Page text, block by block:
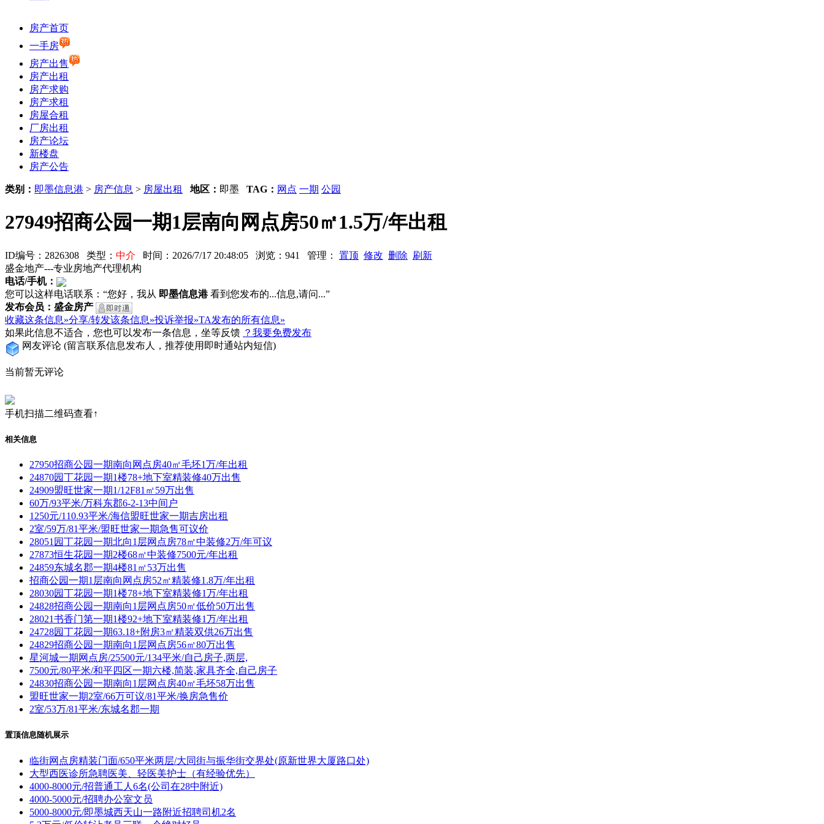
房产首页
一手房
房产出售
房产出租
房产求购
房产求租
房屋合租
厂房出租
房产论坛
新楼盘
房产公告
类别： 即墨信息港 > 房产信息 > 房屋出租 地区： 即墨 TAG： 网点 一期 公园
27949招商公园一期1层南向网点房50㎡1.5万/年出租
ID编号：2826308 类型： 中介 时间：2026/7/17 20:48:05 浏览：941 管理： 置顶 修改 删除 刷新
盛金地产---专业房地产代理机构
电话/手机：
您可以这样电话联系：“您好，我从 即墨信息港看到您发布的...信息,请问...”
发布会员：盛金房产
收藏这条信息»分享/转发该条信息»投诉举报»TA发布的所有信息»
如果此信息不适合，您也可以发布一条信息，坐等反馈 ？我要免费发布
网友评论 (留言联系信息发布人，推荐使用即时通站内短信)
当前暂无评论
手机扫描二维码查看↑
相关信息
27950招商公园一期南向网点房40㎡毛坯1万/年出租
24870园丁花园一期1楼78+地下室精装修40万出售
24909盟旺世家一期1/12F81㎡59万出售
60万/93平米/万科东郡6-2-13中间户
1250元/110.93平米/海信盟旺世家一期吉房出租
2室/59万/81平米/盟旺世家一期急售可议价
28051园丁花园一期北向1层网点房78㎡中装修2万/年可议
27873恒生花园一期2楼68㎡中装修7500元/年出租
24859东城名郡一期4楼81㎡53万出售
招商公园一期1层南向网点房52㎡精装修1.8万/年出租
28030园丁花园一期1楼78+地下室精装修1万/年出租
24828招商公园一期南向1层网点房50㎡低价50万出售
28021书香门第一期1楼92+地下室精装修1万/年出租
24728园丁花园一期63.18+附房3㎡精装双供26万出售
24829招商公园一期南向1层网点房56㎡80万出售
星河城一期网点房/25500元/134平米/自己房子,两层,
7500元/80平米/和平四区一期六楼,简装,家具齐全,自己房子
24830招商公园一期南向1层网点房40㎡毛坯58万出售
盟旺世家一期2室/66万可议/81平米/换房急售价
2室/53万/81平米/东城名郡一期
置顶信息随机展示
临街网点房精装门面/650平米两层/大同街与振华街交界处(原新世界大厦路口处)
大型西医诊所急聘医美、轻医美护士（有经验优先）
4000-8000元/招普通工人6名(公司在28中附近)
4000-5000元/招聘办公室文员
5000-8000元/即墨城西天山一路附近招聘司机2名